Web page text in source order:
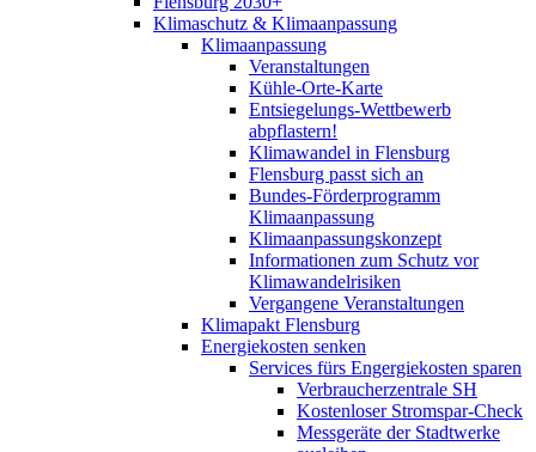
Klimaschutz & Klimaanpassung
Klimaanpassung
Veranstaltungen
Kühle-Orte-Karte
Entsiegelungs-Wettbewerb
abpflastern!
Klimawandel in Flensburg
Flensburg passt sich an
Bundes-Förderprogramm
Klimaanpassung
Klimaanpassungskonzept
Informationen zum Schutz vor
Klimawandelrisiken
Vergangene Veranstaltungen
Klimapakt Flensburg
Energiekosten senken
Services fürs Engergiekosten sparen
Verbraucherzentrale SH
Kostenloser Stromspar-Check
Messgeräte der Stadtwerke